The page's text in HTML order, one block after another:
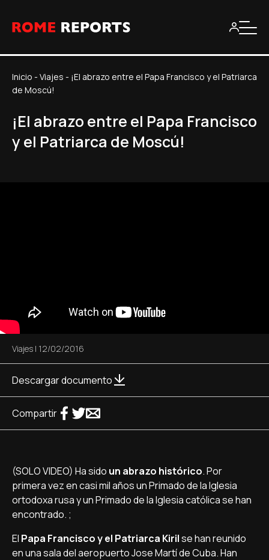
Inicio - Viajes - ¡El abrazo entre el Papa Francisco y el Patriarca
de Moscú!
¡El abrazo entre el Papa Francisco
y el Patriarca de Moscú!
Viajes | 12/02/2016
Descargar documento
Compartir
(SOLO VIDEO) Ha sido un abrazo histórico. Por
primera vez en casi mil años un Primado de la Iglesia
ortodoxa rusa y un Primado de la Iglesia católica se han
encontrado. ;
El Papa Francisco y el Patriarca Kirilse han reunido
en una sala del aeropuerto Jose Martí de Cuba. Han